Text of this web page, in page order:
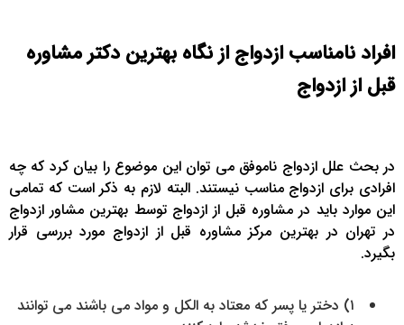
افراد نامناسب ازدواج از نگاه بهترین دکتر مشاوره
قبل از ازدواج
در بحث علل ازدواج ناموفق می توان این موضوع را بیان کرد که چه
افرادی برای ازدواج مناسب نیستند. البته لازم به ذکر است که تمامی
این موارد باید در مشاوره قبل از ازدواج توسط بهترین مشاور ازدواج
در تهران در بهترین مرکز مشاوره قبل از ازدواج مورد بررسی قرار
بگیرد.
۱) دختر یا پسر که معتاد به الکل و مواد می باشند می توانند